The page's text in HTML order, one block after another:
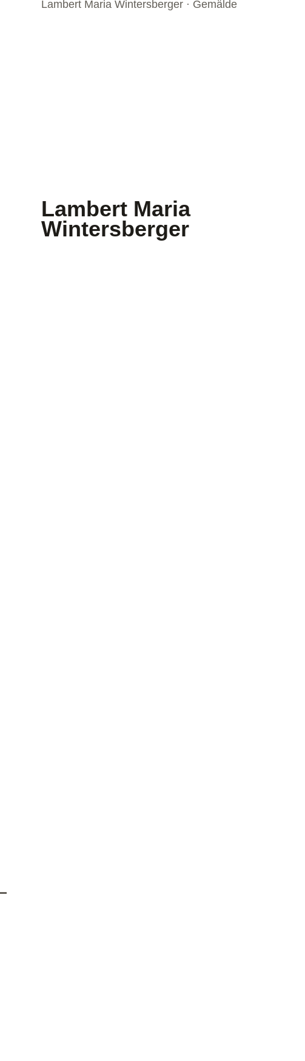
Lambert Maria
Wintersberger